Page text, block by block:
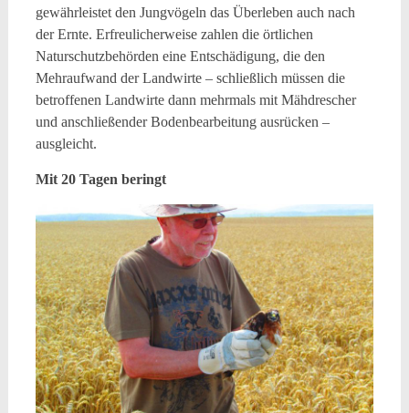
gewährleistet den Jungvögeln das Überleben auch nach
der Ernte. Erfreulicherweise zahlen die örtlichen
Naturschutzbehörden eine Entschädigung, die den
Mehraufwand der Landwirte – schließlich müssen die
betroffenen Landwirte dann mehrmals mit Mähdrescher
und anschließender Bodenbearbeitung ausrücken –
ausgleicht.
Mit 20 Tagen beringt